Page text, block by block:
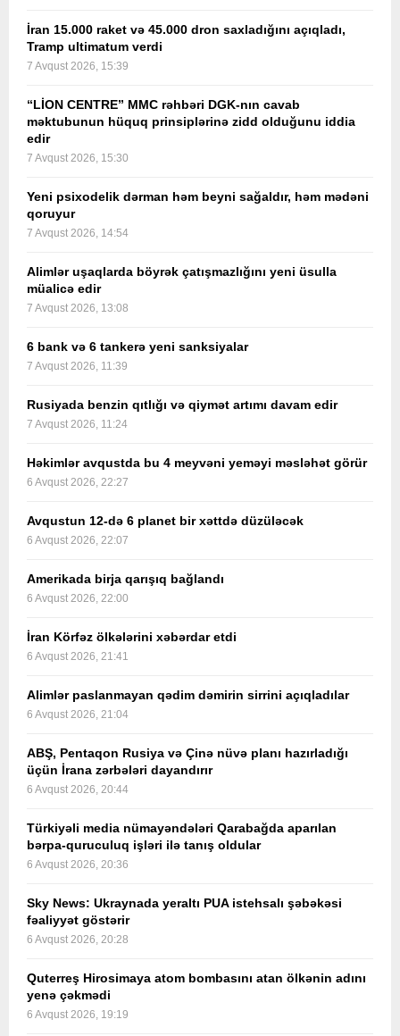
İran 15.000 raket və 45.000 dron saxladığını açıqladı,
Tramp ultimatum verdi
7 Avqust 2026, 15:39
“LİON CENTRE” MMC rəhbəri DGK-nın cavab
məktubunun hüquq prinsiplərinə zidd olduğunu iddia
edir
7 Avqust 2026, 15:30
Yeni psixodelik dərman həm beyni sağaldır, həm mədəni
qoruyur
7 Avqust 2026, 14:54
Alimlər uşaqlarda böyrək çatışmazlığını yeni üsulla
müalicə edir
7 Avqust 2026, 13:08
6 bank və 6 tankerə yeni sanksiyalar
7 Avqust 2026, 11:39
Rusiyada benzin qıtlığı və qiymət artımı davam edir
7 Avqust 2026, 11:24
Həkimlər avqustda bu 4 meyvəni yeməyi məsləhət görür
6 Avqust 2026, 22:27
Avqustun 12-də 6 planet bir xəttdə düzüləcək
6 Avqust 2026, 22:07
Amerikada birja qarışıq bağlandı
6 Avqust 2026, 22:00
İran Körfəz ölkələrini xəbərdar etdi
6 Avqust 2026, 21:41
Alimlər paslanmayan qədim dəmirin sirrini açıqladılar
6 Avqust 2026, 21:04
ABŞ, Pentaqon Rusiya və Çinə nüvə planı hazırladığı
üçün İrana zərbələri dayandırır
6 Avqust 2026, 20:44
Türkiyəli media nümayəndələri Qarabağda aparılan
bərpa-quruculuq işləri ilə tanış oldular
6 Avqust 2026, 20:36
Sky News: Ukraynada yeraltı PUA istehsalı şəbəkəsi
fəaliyyət göstərir
6 Avqust 2026, 20:28
Quterreş Hirosimaya atom bombasını atan ölkənin adını
yenə çəkmədi
6 Avqust 2026, 19:19